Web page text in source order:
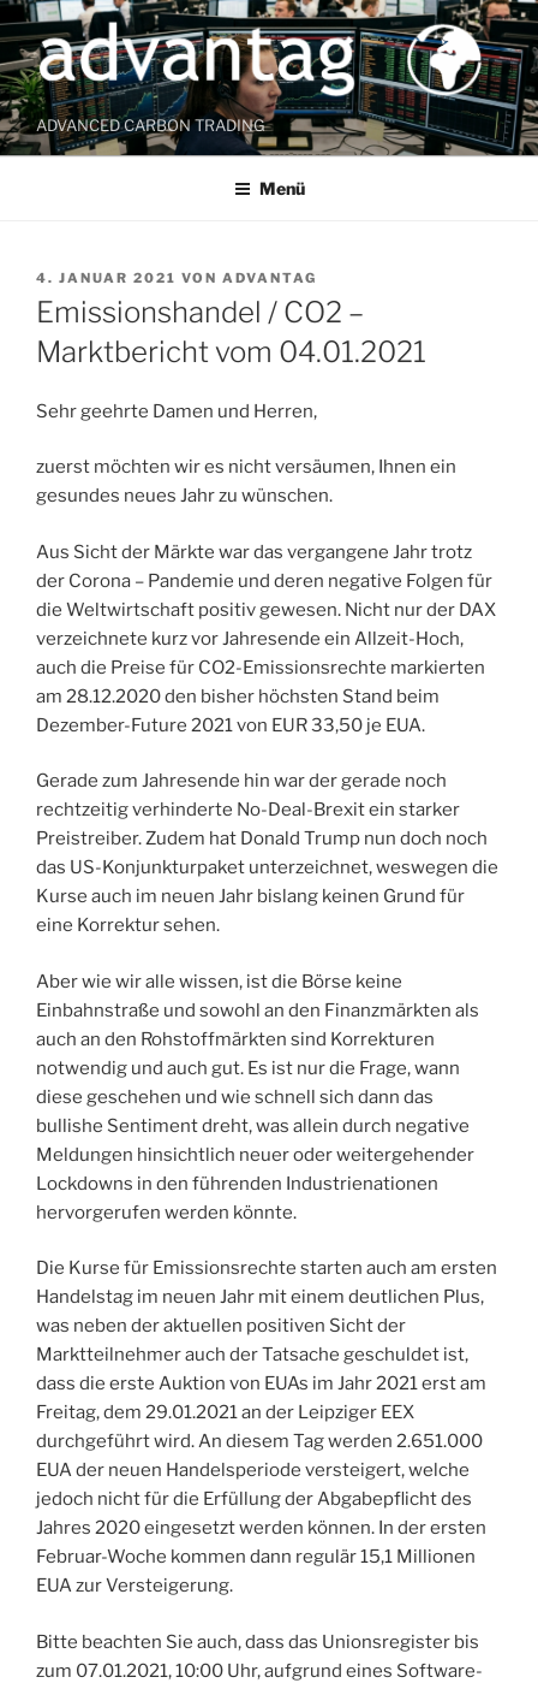
Zum
Inhalt
springen
ADVANCED CARBON TRADING
Menü
VERÖFFENTLICHT
AM
4. JANUAR 2021 VON ADVANTAG
Emissionshandel / CO2 –
Marktbericht vom 04.01.2021
Sehr geehrte Damen und Herren,
zuerst möchten wir es nicht versäumen, Ihnen ein
gesundes neues Jahr zu wünschen.
Aus Sicht der Märkte war das vergangene Jahr trotz
der Corona – Pandemie und deren negative Folgen für
die Weltwirtschaft positiv gewesen. Nicht nur der DAX
verzeichnete kurz vor Jahresende ein Allzeit-Hoch,
auch die Preise für CO2-Emissionsrechte markierten
am 28.12.2020 den bisher höchsten Stand beim
Dezember-Future 2021 von EUR 33,50 je EUA.
Gerade zum Jahresende hin war der gerade noch
rechtzeitig verhinderte No-Deal-Brexit ein starker
Preistreiber. Zudem hat Donald Trump nun doch noch
das US-Konjunkturpaket unterzeichnet, weswegen die
Kurse auch im neuen Jahr bislang keinen Grund für
eine Korrektur sehen.
Aber wie wir alle wissen, ist die Börse keine
Einbahnstraße und sowohl an den Finanzmärkten als
auch an den Rohstoffmärkten sind Korrekturen
notwendig und auch gut. Es ist nur die Frage, wann
diese geschehen und wie schnell sich dann das
bullishe Sentiment dreht, was allein durch negative
Meldungen hinsichtlich neuer oder weitergehender
Lockdowns in den führenden Industrienationen
hervorgerufen werden könnte.
Die Kurse für Emissionsrechte starten auch am ersten
Handelstag im neuen Jahr mit einem deutlichen Plus,
was neben der aktuellen positiven Sicht der
Marktteilnehmer auch der Tatsache geschuldet ist,
dass die erste Auktion von EUAs im Jahr 2021 erst am
Freitag, dem 29.01.2021 an der Leipziger EEX
durchgeführt wird. An diesem Tag werden 2.651.000
EUA der neuen Handelsperiode versteigert, welche
jedoch nicht für die Erfüllung der Abgabepflicht des
Jahres 2020 eingesetzt werden können. In der ersten
Februar-Woche kommen dann regulär 15,1 Millionen
EUA zur Versteigerung.
Bitte beachten Sie auch, dass das Unionsregister bis
zum 07.01.2021, 10:00 Uhr, aufgrund eines Software-